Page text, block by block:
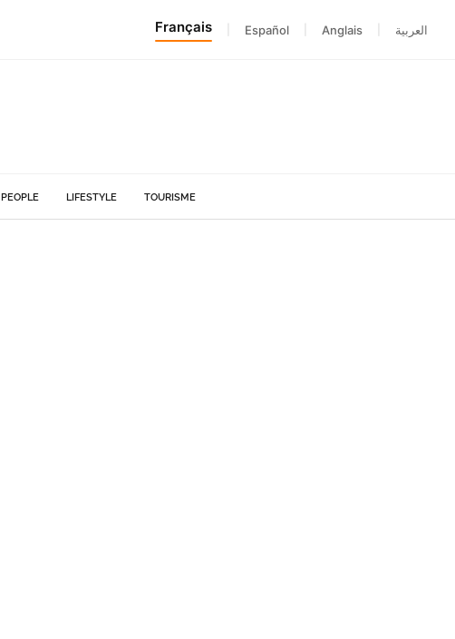
Français Español Anglais العربية
PEOPLE LIFESTYLE TOURISME